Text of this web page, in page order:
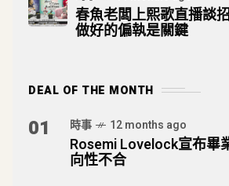
春魚老闆上熙歌直播談
做好的偏執是關鍵
DEAL OF THE MONTH
01 時事 12 months ago
Rosemi Lovelock宣布畢
向性不合